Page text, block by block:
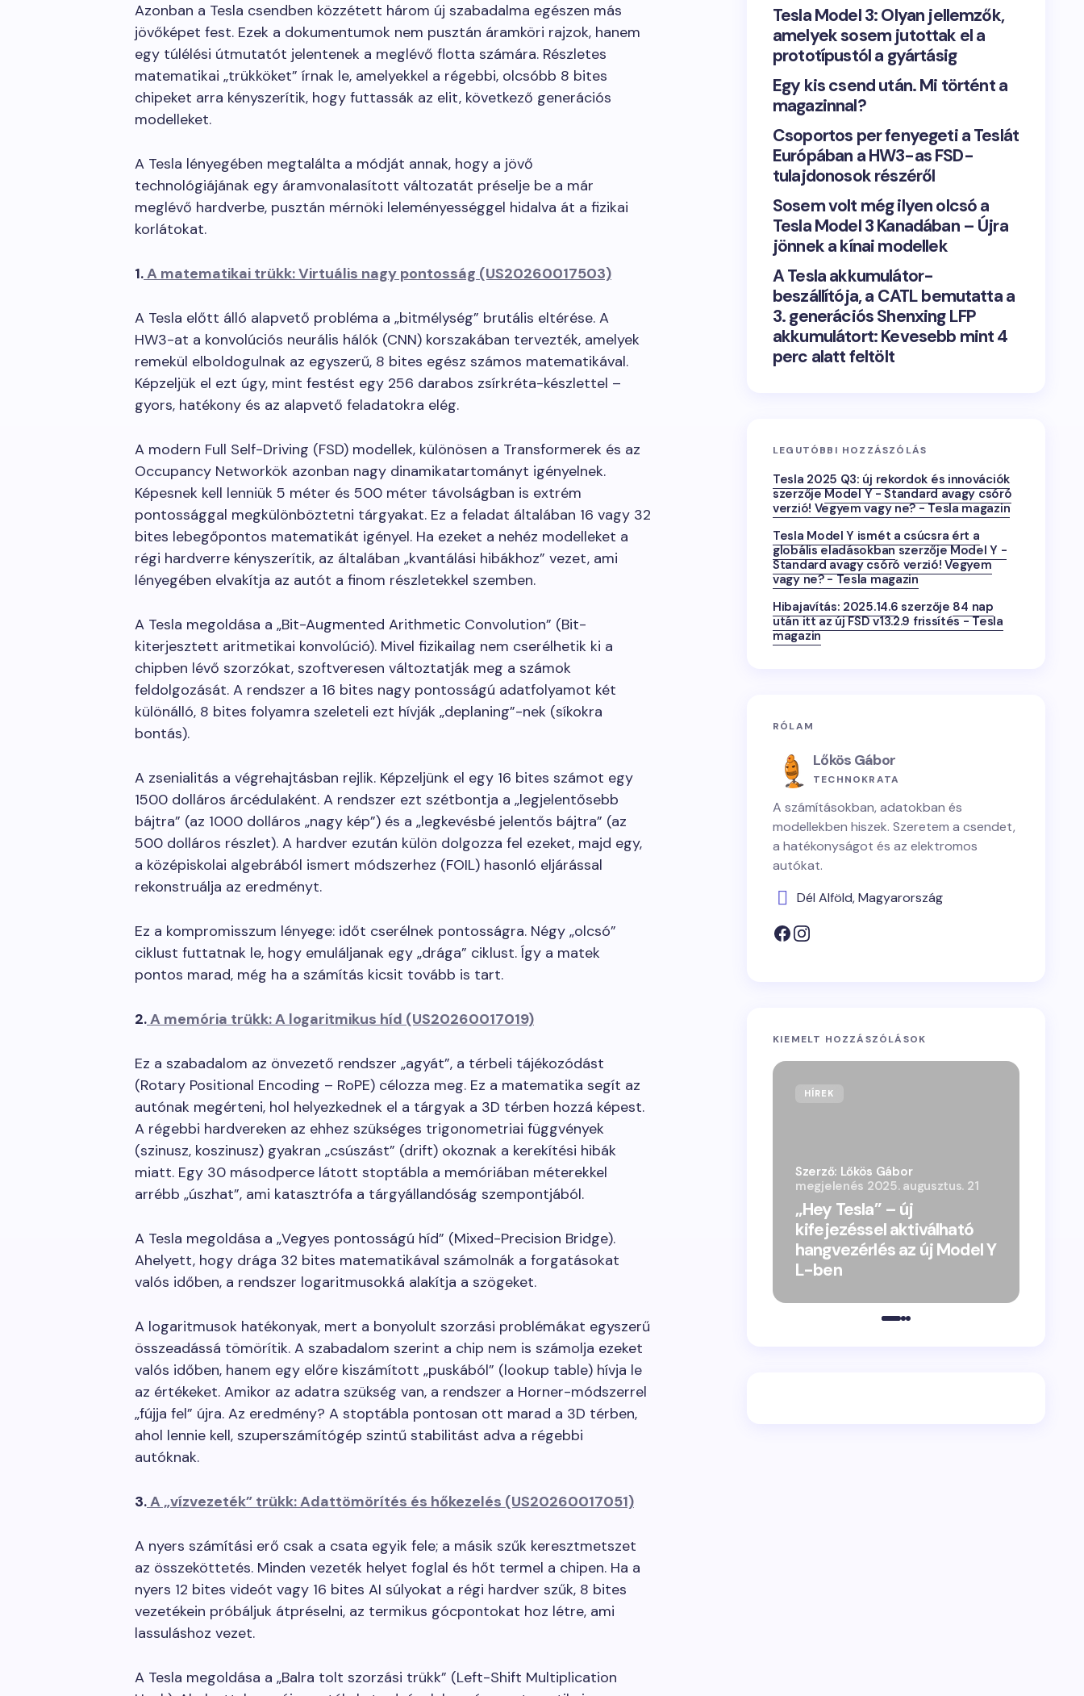
Azonban a Tesla csendben közzétett három új szabadalma egészen más
jövőképet fest. Ezek a dokumentumok nem pusztán áramköri rajzok, hanem
egy túlélési útmutatót jelentenek a meglévő flotta számára. Részletes
matematikai „trükköket” írnak le, amelyekkel a régebbi, olcsóbb 8 bites
chipeket arra kényszerítik, hogy futtassák az elit, következő generációs
modelleket.
A Tesla lényegében megtalálta a módját annak, hogy a jövő
technológiájának egy áramvonalasított változatát préselje be a már
meglévő hardverbe, pusztán mérnöki leleményességgel hidalva át a fizikai
korlátokat.
1.A matematikai trükk: Virtuális nagy pontosság (US20260017503)
A Tesla előtt álló alapvető probléma a „bitmélység” brutális eltérése. A
HW3-at a konvolúciós neurális hálók (CNN) korszakában tervezték, amelyek
remekül elboldogulnak az egyszerű, 8 bites egész számos matematikával.
Képzeljük el ezt úgy, mint festést egy 256 darabos zsírkréta-készlettel –
gyors, hatékony és az alapvető feladatokra elég.
A modern Full Self-Driving (FSD) modellek, különösen a Transformerek és az
Occupancy Networkök azonban nagy dinamikatartományt igényelnek.
Képesnek kell lenniük 5 méter és 500 méter távolságban is extrém
pontossággal megkülönböztetni tárgyakat. Ez a feladat általában 16 vagy 32
bites lebegőpontos matematikát igényel. Ha ezeket a nehéz modelleket a
régi hardverre kényszerítik, az általában „kvantálási hibákhoz” vezet, ami
lényegében elvakítja az autót a finom részletekkel szemben.
A Tesla megoldása a „Bit-Augmented Arithmetic Convolution” (Bit-
kiterjesztett aritmetikai konvolúció). Mivel fizikailag nem cserélhetik ki a
chipben lévő szorzókat, szoftveresen változtatják meg a számok
feldolgozását. A rendszer a 16 bites nagy pontosságú adatfolyamot két
különálló, 8 bites folyamra szeleteli ezt hívják „deplaning”-nek (síkokra
bontás).
A zsenialitás a végrehajtásban rejlik. Képzeljünk el egy 16 bites számot egy
1500 dolláros árcédulaként. A rendszer ezt szétbontja a „legjelentősebb
bájtra” (az 1000 dolláros „nagy kép”) és a „legkevésbé jelentős bájtra” (az
500 dolláros részlet). A hardver ezután külön dolgozza fel ezeket, majd egy,
a középiskolai algebrából ismert módszerhez (FOIL) hasonló eljárással
rekonstruálja az eredményt.
Ez a kompromisszum lényege: időt cserélnek pontosságra. Négy „olcsó”
ciklust futtatnak le, hogy emuláljanak egy „drága” ciklust. Így a matek
pontos marad, még ha a számítás kicsit tovább is tart.
2.A memória trükk: A logaritmikus híd (US20260017019)
Ez a szabadalom az önvezető rendszer „agyát”, a térbeli tájékozódást
(Rotary Positional Encoding – RoPE) célozza meg. Ez a matematika segít az
autónak megérteni, hol helyezkednek el a tárgyak a 3D térben hozzá képest.
A régebbi hardvereken az ehhez szükséges trigonometriai függvények
(szinusz, koszinusz) gyakran „csúszást” (drift) okoznak a kerekítési hibák
miatt. Egy 30 másodperce látott stoptábla a memóriában méterekkel
arrébb „úszhat”, ami katasztrófa a tárgyállandóság szempontjából.
A Tesla megoldása a „Vegyes pontosságú híd” (Mixed-Precision Bridge).
Ahelyett, hogy drága 32 bites matematikával számolnák a forgatásokat
valós időben, a rendszer logaritmusokká alakítja a szögeket.
A logaritmusok hatékonyak, mert a bonyolult szorzási problémákat egyszerű
összeadássá tömörítik. A szabadalom szerint a chip nem is számolja ezeket
valós időben, hanem egy előre kiszámított „puskából” (lookup table) hívja le
az értékeket. Amikor az adatra szükség van, a rendszer a Horner-módszerrel
„fújja fel” újra. Az eredmény? A stoptábla pontosan ott marad a 3D térben,
ahol lennie kell, szuperszámítógép szintű stabilitást adva a régebbi
autóknak.
3.A „vízvezeték” trükk: Adattömörítés és hőkezelés (US20260017051)
A nyers számítási erő csak a csata egyik fele; a másik szűk keresztmetszet
az összeköttetés. Minden vezeték helyet foglal és hőt termel a chipen. Ha a
nyers 12 bites videót vagy 16 bites AI súlyokat a régi hardver szűk, 8 bites
vezetékein próbáljuk átpréselni, az termikus gócpontokat hoz létre, ami
lassuláshoz vezet.
A Tesla megoldása a „Balra tolt szorzási trükk” (Left-Shift Multiplication
Tesla Model 3: Olyan jellemzők,
amelyek sosem jutottak el a
prototípustól a gyártásig
Egy kis csend után. Mi történt a
magazinnal?
Csoportos per fenyegeti a Teslát
Európában a HW3-as FSD-
tulajdonosok részéről
Sosem volt még ilyen olcsó a
Tesla Model 3 Kanadában – Újra
jönnek a kínai modellek
A Tesla akkumulátor-
beszállítója, a CATL bemutatta a
3. generációs Shenxing LFP
akkumulátort: Kevesebb mint 4
perc alatt feltölt
LEGUTÓBBI HOZZÁSZÓLÁS
Tesla 2025 Q3: új rekordok és innovációk
szerzőjeModel Y - Standard avagy csóró
verzió! Vegyem vagy ne? - Tesla magazin
Tesla Model Y ismét a csúcsra ért a
globális eladásokbanszerzőjeModel Y -
Standard avagy csóró verzió! Vegyem
vagy ne? - Tesla magazin
Hibajavítás: 2025.14.6 szerzője 84 nap
után itt az új FSD v13.2.9 frissítés - Tesla
magazin
RÓLAM
Lőkös Gábor
TECHNOKRATA
A számításokban, adatokban és
modellekben hiszek. Szeretem a csendet,
a hatékonyságot és az elektromos
autókat.
Dél Alföld, Magyarország
KIEMELT HOZZÁSZÓLÁSOK
HÍREK
„Hey Tesla” – új
kifejezéssel aktiválható
hangvezérlés az új Model Y
L-ben
Szerző: Lőkös Gábor
megjelenés 2025. augusztus. 21